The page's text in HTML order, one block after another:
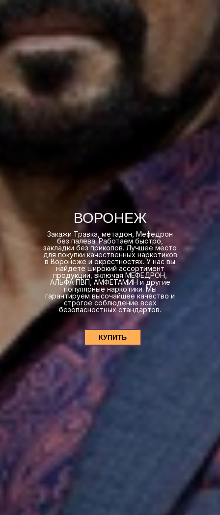
ВОРОНЕЖ
Закажи Травка, метадон, Мефедрон
без палева. Работаем быстро,
закладки без прикопов. Лучшее место
для покупки качественных наркотиков
в Воронеже и окрестностях. У нас вы
найдете широкий ассортимент
продукции, включая МЕФЕДРОН,
АЛЬФА ПВП, АМФЕТАМИН и другие
популярные наркотики. Мы
гарантируем высочайшее качество и
строгое соблюдение всех
безопасностных стандартов.
КУПИТЬ